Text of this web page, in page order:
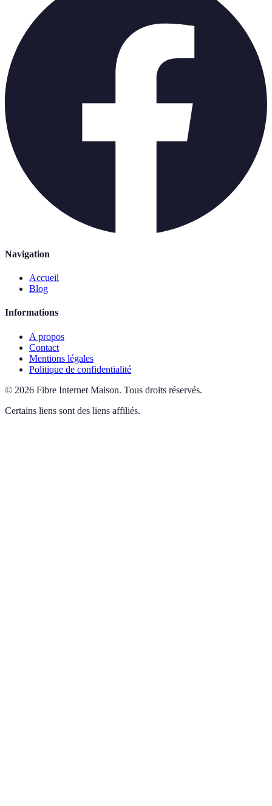
Navigation
Accueil
Blog
Informations
A propos
Contact
Mentions légales
Politique de confidentialité
© 2026 Fibre Internet Maison. Tous droits réservés.
Certains liens sont des liens affiliés.